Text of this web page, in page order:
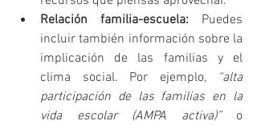
Relación familia-escuela: Puedes
incluir también información sobre la
implicación de las familias y el
clima social. Por ejemplo,
“alta
participación de las familias en la
vida escolar (AMPA activa)”